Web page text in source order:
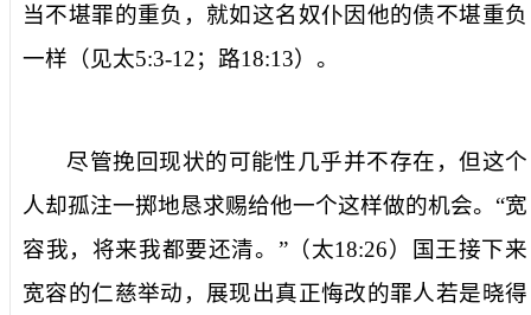
当不堪罪的重负，就如这名奴仆因他的债不堪重负
一样（见太5:3-12；路18:13）。
尽管挽回现状的可能性几乎并不存在，但这个
人却孤注一掷地恳求赐给他一个这样做的机会。“宽
容我，将来我都要还清。”（太18:26）国王接下来
宽容的仁慈举动，展现出真正悔改的罪人若是晓得